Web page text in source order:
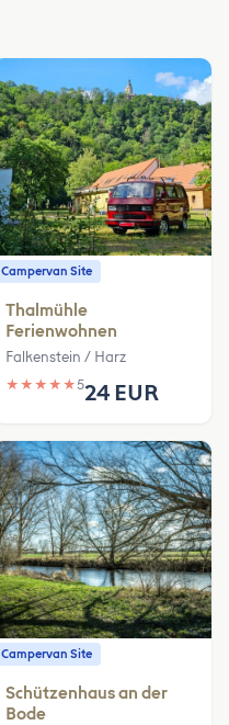
Campervan Site
Thalmühle
Ferienwohnen
Falkenstein / Harz
★ ★ ★ ★ ★524 EUR
Campervan Site
Schützenhaus an der
Bode